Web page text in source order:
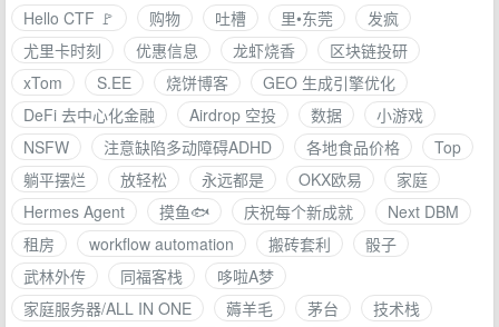
Hello CTF 🚩
购物 吐槽 里•东莞
发疯
尤里卡时刻
优惠信息 龙虾烧香
区块链投研
xTom
S.EE 烧饼博客
GEO 生成引擎优化
DeFi 去中心化金融
Airdrop 空投 数据
小游戏
NSFW
注意缺陷多动障碍ADHD 各地食品价格
Top
躺平摆烂
放轻松 永远都是 OKX欧易
家庭
Hermes Agent
摸鱼🐟 庆祝每个新成就
Next DBM
租房
workflow automation 搬砖套利
骰子
武林外传
同福客栈
哆啦A梦
家庭服务器/ALL IN ONE
薅羊毛 茅台
技术栈